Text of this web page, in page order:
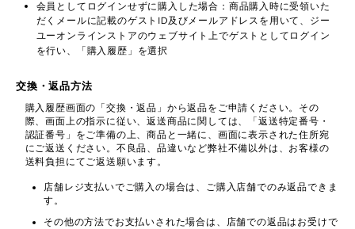
会員としてログインせずに購入した場合：商品購入時に受領いた
だくメールに記載のゲストID及びメールアドレスを用いて、ジー
ユーオンラインストアのウェブサイト上でゲストとしてログイン
を行い、「購入履歴」を選択
交換・返品方法
購入履歴画面の「交換・返品」から返品をご申請ください。その
際、画面上の指示に従い、返送商品に関しては、「返送特定番号・
認証番号」をご準備の上、商品と一緒に、画面に表示された住所宛
にご返送ください。不良品、品違いなど弊社不備以外は、お客様の
送料負担にてご返送願います。
店舗レジ支払いでご購入の場合は、ご購入店舗でのみ返品できま
す。
その他の方法でお支払いされた場合は、店舗での返品はお受けで